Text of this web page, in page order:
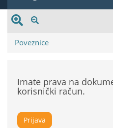
Poveznice
Imate prava na
korisnički račun.
Prijava